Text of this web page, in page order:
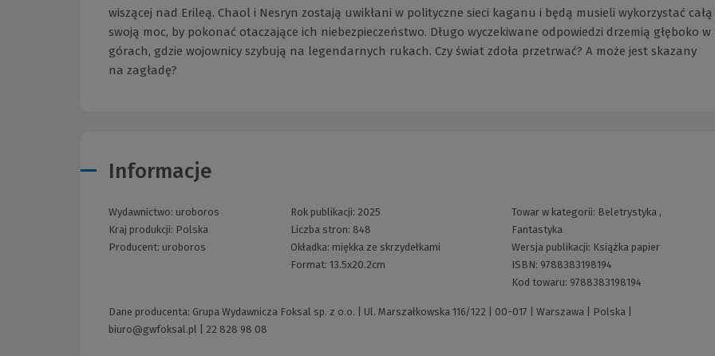
wiszącej nad Erileą. Chaol i Nesryn zostają uwikłani w polityczne sieci kaganu i będą musieli wykorzystać całą
swoją moc, by pokonać otaczające ich niebezpieczeństwo. Długo wyczekiwane odpowiedzi drzemią głęboko w
górach, gdzie wojownicy szybują na legendarnych rukach. Czy świat zdoła przetrwać? A może jest skazany
na zagładę?
Informacje
Wydawnictwo: uroboros
Kraj produkcji: Polska
Producent: uroboros
Rok publikacji: 2025
Liczba stron: 848
Okładka: miękka ze skrzydełkami
Format: 13.5x20.2cm
Towar w kategorii: Beletrystyka,
Fantastyka
Wersja publikacji: Książka papier
ISBN: 9788383198194
Kod towaru: 9788383198194
Dane producenta: Grupa Wydawnicza Foksal sp. z o.o. | Ul. Marszałkowska 116/122 | 00-017 | Warszawa | Polska |
biuro@gwfoksal.pl
22 828 98 08